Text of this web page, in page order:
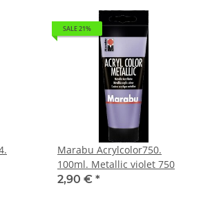
SALE 21%
Marabu Acrylcolor750.
100ml. Metallic violet 750
2,90 € *